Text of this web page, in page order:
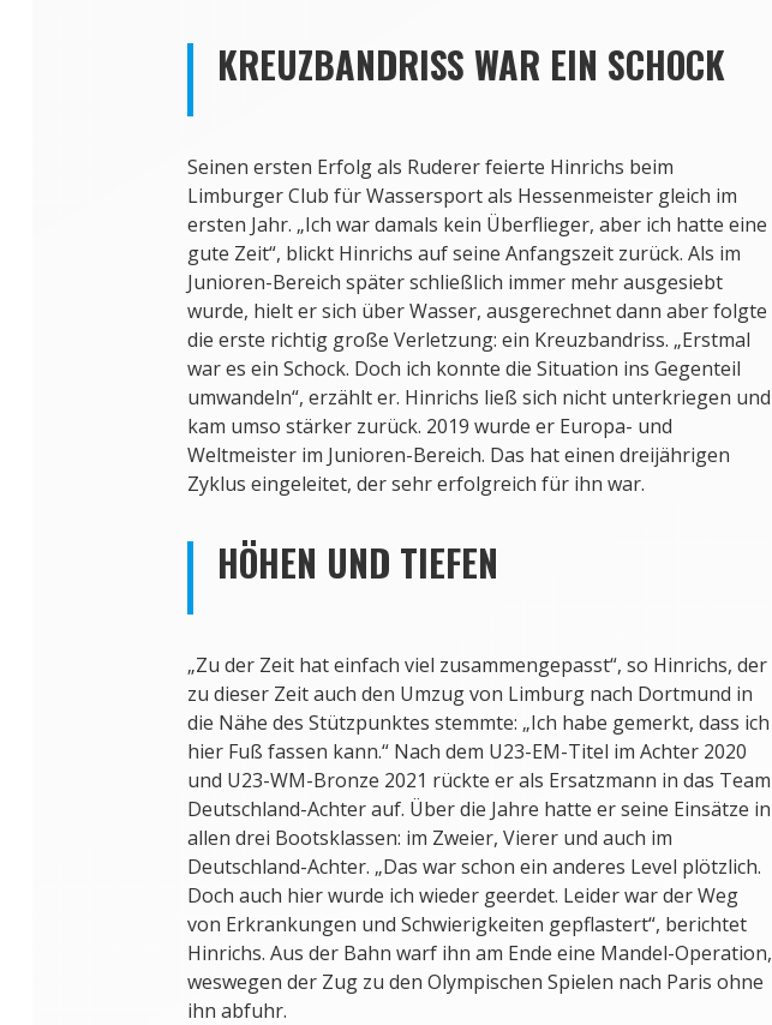
KREUZBANDRISS WAR EIN SCHOCK
Seinen ersten Erfolg als Ruderer feierte Hinrichs beim
Limburger Club für Wassersport als Hessenmeister gleich im
ersten Jahr. „Ich war damals kein Überflieger, aber ich hatte eine
gute Zeit“, blickt Hinrichs auf seine Anfangszeit zurück. Als im
Junioren-Bereich später schließlich immer mehr ausgesiebt
wurde, hielt er sich über Wasser, ausgerechnet dann aber folgte
die erste richtig große Verletzung: ein Kreuzbandriss. „Erstmal
war es ein Schock. Doch ich konnte die Situation ins Gegenteil
umwandeln“, erzählt er. Hinrichs ließ sich nicht unterkriegen und
kam umso stärker zurück. 2019 wurde er Europa- und
Weltmeister im Junioren-Bereich. Das hat einen dreijährigen
Zyklus eingeleitet, der sehr erfolgreich für ihn war.
HÖHEN UND TIEFEN
„Zu der Zeit hat einfach viel zusammengepasst“, so Hinrichs, der
zu dieser Zeit auch den Umzug von Limburg nach Dortmund in
die Nähe des Stützpunktes stemmte: „Ich habe gemerkt, dass ich
hier Fuß fassen kann.“ Nach dem U23-EM-Titel im Achter 2020
und U23-WM-Bronze 2021 rückte er als Ersatzmann in das Team
Deutschland-Achter auf. Über die Jahre hatte er seine Einsätze in
allen drei Bootsklassen: im Zweier, Vierer und auch im
Deutschland-Achter. „Das war schon ein anderes Level plötzlich.
Doch auch hier wurde ich wieder geerdet. Leider war der Weg
von Erkrankungen und Schwierigkeiten gepflastert“, berichtet
Hinrichs. Aus der Bahn warf ihn am Ende eine Mandel-Operation,
weswegen der Zug zu den Olympischen Spielen nach Paris ohne
ihn abfuhr.